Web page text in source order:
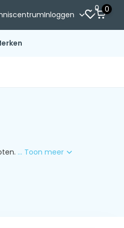
Inloggen
0 0
... Toon meer